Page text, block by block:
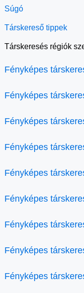
Súgó
Társkereső tippek
Társkeresés régiók
Fényképes
Fényképes
Fényképes
Fényképes
Fényképes
Fényképes
Fényképes
Fényképes
Fényképes